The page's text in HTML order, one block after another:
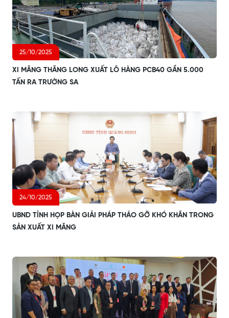
25/10/2025
XI MĂNG THĂNG LONG XUẤT LÔ HÀNG PCB40 GẦN 5.000
TẤN RA TRƯỜNG SA
24/10/2025
UBND TỈNH HỌP BÀN GIẢI PHÁP THÁO GỠ KHÓ KHĂN TRONG
SẢN XUẤT XI MĂNG